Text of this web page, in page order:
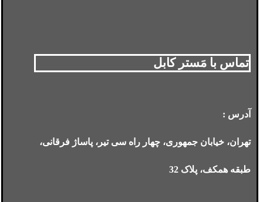
تماس با مَستر کابل
آدرس :
تهران، خیابان جمهوری، چهار راه سی تیر، پاساژ فرقانی،
طبقه همکف، پلاک 32